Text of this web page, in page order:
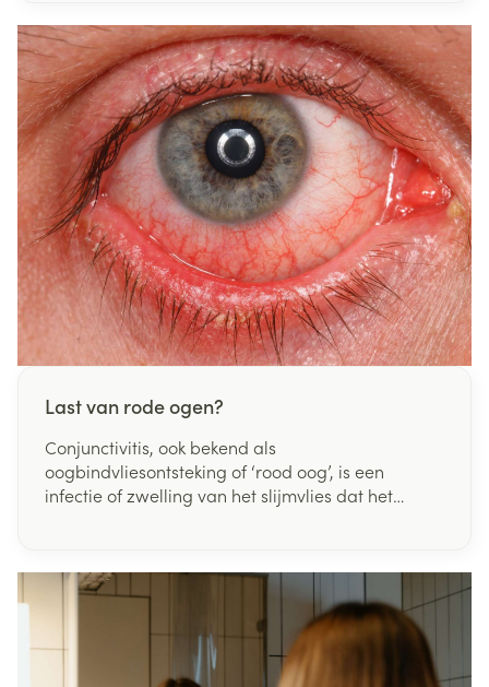
zich: hoe meer expertise een ziekenhuis heeft met
de behandeling van slokdarm- of
pancreaskanker, hoe meer kans een patiënt heeft
op een succesvolle behandeling", aldus minister
De Block. "Met deze maatregel zullen we levens
redden."
Last van rode ogen?
Conjunctivitis, ook bekend als
oogbindvliesontsteking of ‘rood oog’, is een
infectie of zwelling van het slijmvlies dat het
raken ze ontstoken. Dit geeft het oog een rode
kleur die vaak op conjunctivitis wijst.